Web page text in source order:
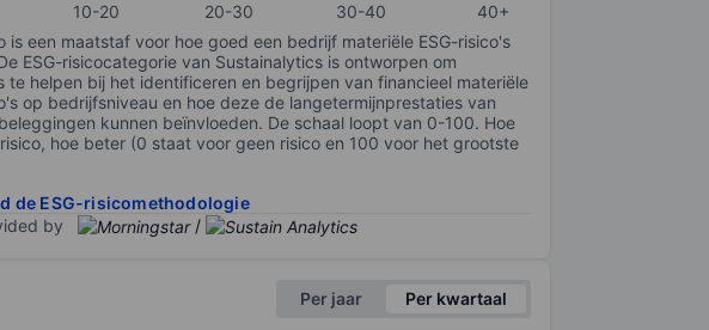
10-20 20-30 30-40
40+
is een maatstaf voor hoe goed een bedrijf materiële ESG-risico's
ESG-risicocategorie van Sustainalytics is ontworpen om
te helpen bij het identificeren en begrijpen van financieel materiële
op bedrijfsniveau en hoe deze de langetermijnprestaties van
kunnen beïnvloeden. De schaal loopt van 0-100. Hoe
hoe beter (0 staat voor geen risico en 100 voor het grootste
de ESG-risicomethodologie
by
/
Per jaar Per kwartaal